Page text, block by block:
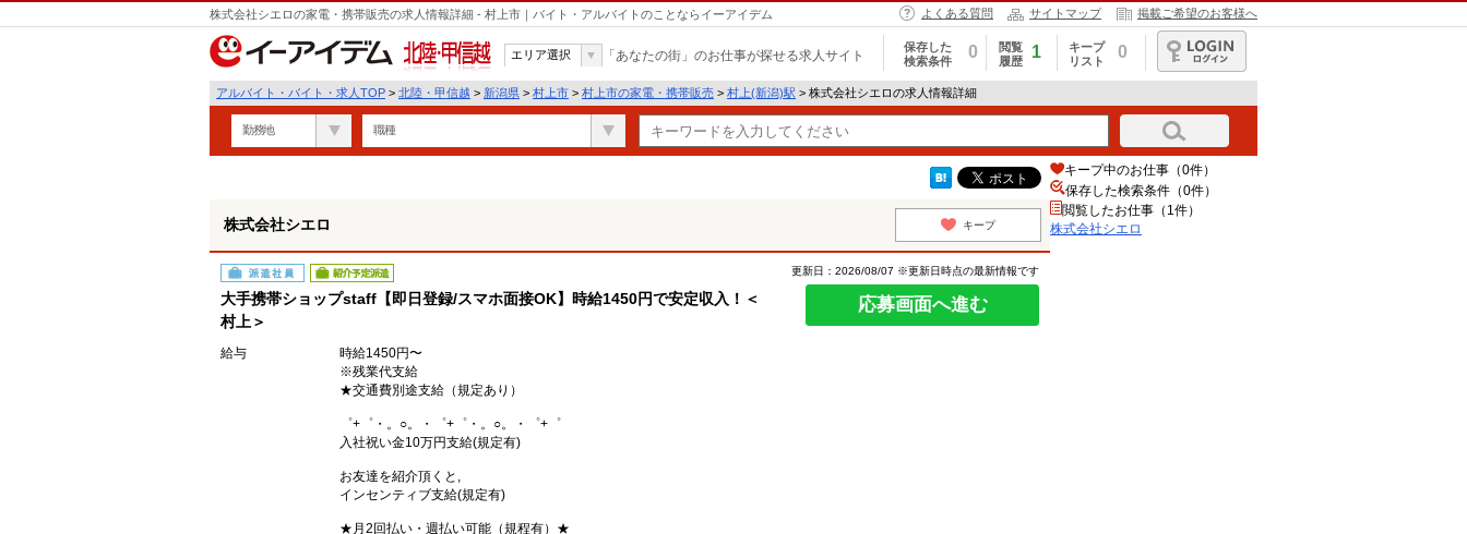
株式会社シエロの家電・携帯販売の求人情報詳細 - 村上市｜バイト・アルバイトのことならイーアイデム よくある質問 サイトマップ 掲載ご希望のお客様へ
北陸・甲信越
エリア選択 「あなたの街」のお仕事が探せる求人サイト
保存した
検索条件
0
閲覧
履歴
1
キープ
リスト
0
ログイン
アルバイト・バイト・求人TOP > 北陸・甲信越 > 新潟県 > 村上市 > 村上市の家電・携帯販売 > 村上(新潟)駅 > 株式会社シエロの求人情報詳細
勤務地 職種
遣
株式会社シエロ キープ
派遣社員 紹介予定派遣
大手携帯ショップstaff【即日登録/スマホ面接OK】時給1450円で安定収入！＜
村上＞
更新日：2026/08/07 ※更新日時点の最新情報です
応募画面へ進む
給与
時給1450円〜
※残業代支給
★交通費別途支給（規定あり）
゜+゜・。○。・゜+゜・。○。・゜+゜
入社祝い金10万円支給(規定有)
お友達を紹介頂くと,
インセンティブ支給(規定有)
★月2回払い・週払い可能（規程有）★
キープ中のお仕事（0件）
保存した検索条件（0件）
閲覧したお仕事（1件）
株式会社シエロ